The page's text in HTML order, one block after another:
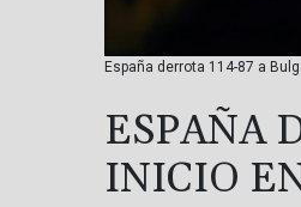
España derrota 114-87 a
ESPAÑA
INICIO